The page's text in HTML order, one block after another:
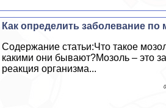
Как определить заболевание по
Содержание статьи:Что такое
какими они бывают?Мозоль – это
реакция организма...